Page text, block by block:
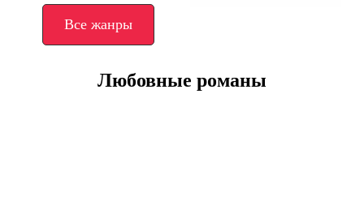
Все жанры
Любовные романы